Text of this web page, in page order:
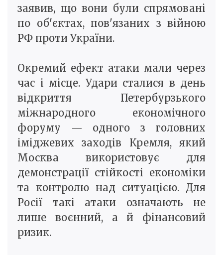
заявив, що вони були спрямовані
по об'єктах, пов'язаних з війною
РФ проти України.
Окремий ефект атаки мали через
час і місце. Удари сталися в день
відкриття Петербурзького
міжнародного економічного
форуму — одного з головних
іміджевих заходів Кремля, який
Москва використовує для
демонстрації стійкості економіки
та контролю над ситуацією. Для
Росії такі атаки означають не
лише воєнний, а й фінансовий
ризик.